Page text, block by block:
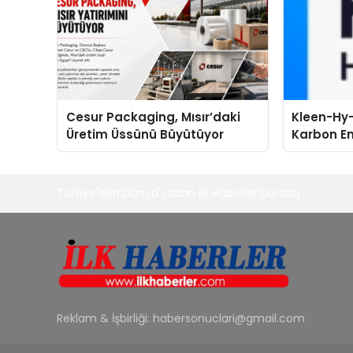
Cesur Packaging, Mısır’daki
Üretim Üssünü Büyütüyor
Kleen-
Karbon
Isıtma
Reklam & İşbirliği: habersonuclari@gmail.com